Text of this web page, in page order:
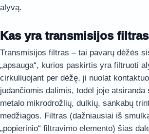
alyvą.
Kas yra transmisijos filtras
Transmisijos filtras – tai pavarų dėžės
„apsauga“, kurios paskirtis yra filtruoti
cirkuliuojant per dėžę, ji nuolat
judančiomis dalimis, todėl joje atsiranda
metalo mikrodrožlių, dulkių, sankabų
medžiagos. Filtras (dažniausiai iš
„popierinio“ filtravimo elemento) šias